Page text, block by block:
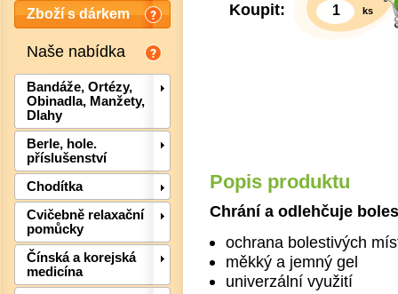
Zboží s dárkem
Naše nabídka
Bandáže, Ortézy,
Obinadla, Manžety,
Dlahy
Berle, hole.
příslušenství
Chodítka
Cvičebně relaxační
pomůcky
Čínská a korejská
medicína
Koupit: ks
Popis produktu
Chrání a odlehčuje
ochrana bolestivých
měkký a jemný gel
univerzální využití